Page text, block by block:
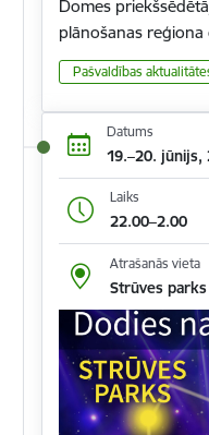
Domes
plānošanas
Pašvaldības
Datums
19.–20. jūnijs,
Laiks
22.00–2.00
Atrašanās vieta
Strūves parks